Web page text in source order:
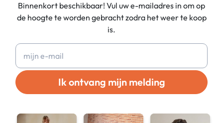
Binnenkort beschikbaar! Vul uw e-mailadres in om op
de hoogte te worden gebracht zodra het weer te koop
is.
Ik ontvang mijn melding